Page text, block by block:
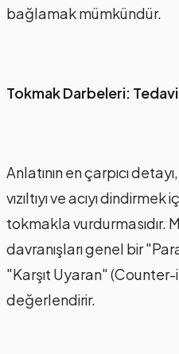
bağlamak mümkündür.
Tokmak Darbeleri: Tedavi
Anlatının en çarpıcı
vızıltıyı ve acıyı
tokmakla vurdurmasıdır.
davranışları genel bir
"Karşıt Uyaran"
değerlendirir.